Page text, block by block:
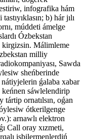
infografika hám
b) hár jılı
múddeti ámelge
Ózbekstan
kirgizsin. Málimleme
milliy
Sawda
sheńberinde
nátiyjelerin ǵalaba xabar
keńnen sáwlelendirip
tártip ornatılsın, oǵan
ótkerilgenge
arnawlı elektron
Call oray xızmeti,
isbilermenlerdiń